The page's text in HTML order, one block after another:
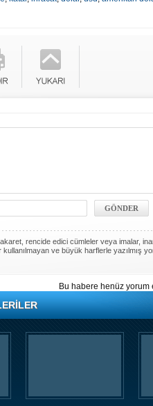
rencide edici cümleler veya imalar,
ve büyük harflerle yazılmış
Bu habere henüz yorum